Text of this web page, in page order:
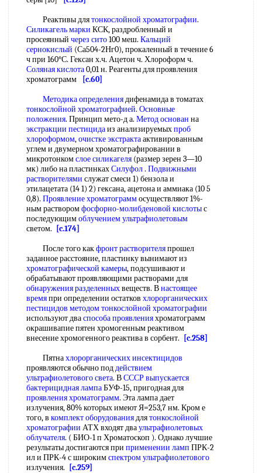
Реактивы длятонкослойной хроматографии.
Силикагель марки КСК, раздробленный и
просеянный через сито100 меш. Кальций
сернокислый (Са504-2Нг0), прокаленный в течение 6
ч при 160°С. Гексан х.ч. Ацетон ч. Хлороформ ч.
Соляная кислота0,01 н. Реагенты для проявления
хроматограмм
[c.60]
Методика определениядифенамида в томатах
тонкослойной хроматографией. Основные
положения. Принцип мето-д а. Метод основан на
экстракции пестицидаиз анализируемыхпроб
хлороформом,очистке экстрактаактивированным
углем и двумерном хроматографировании в
микротонкомслое силикагеля (размер зерен 3—10
мк) либо на пластинкахСилуфол. Подвижными
растворителями служат смеси 1) бензола и
этилацетата (14 1) 2) гексана, ацетона и аммиака (10 5
0,8). Проявление хроматограммосуществляют 1%-
ным растворомфосфорно-молибденовой кислотыс
последующимоблучением ультрафиолетовым
светом.
[c.174]
После того какфронт растворителяпрошел
заданное расстояние, пластинку вынимают из
хроматографической камеры, подсушивают и
обрабатывают проявляющими растворами для
обнаружения разделенныхвеществ. Внастоящее
времяпри определении остатков хлорорганических
пестицидов методом тонкослойной хроматографии
используют дваспособа проявленияхроматограмм
окрашивапие пятен хромогенным реактивом
внесение хромогенного реактива в сорбент.
[c.258]
Пятнахлорорганических инсектицидов
проявляются обычно поддействием
ультрафиолетового света. ВСССР выпускается
бактерицидная лампаБУФ-15, пригодная для
проявления хроматограмм. Эта лампа дает
излучения, 80% которых имеют Я=253,7 нм. Кром е
того, в комплект оборудованиядлятонкослойной
хроматографии АТХ входят дваультрафиолетовых
облучателя. ( БИО-1 п Хроматоскоп ). Однако лучшие
результаты достигаются при применении ламп ПРК-2
ил и ПРК-4 с широкимспектром ультрафиолетового
излучения.
[c.259]